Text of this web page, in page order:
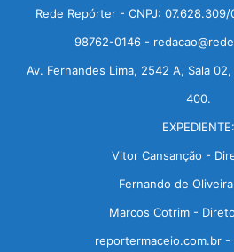
Rede Repórter - CNPJ:
98762-0146 -
Av. Fernandes Lima, 2542 A, Sala
400.
EXPEDIENTE:
Vitor Cansanção -
Fernando de
Marcos Cotrim -
reportermaceio.com.br -